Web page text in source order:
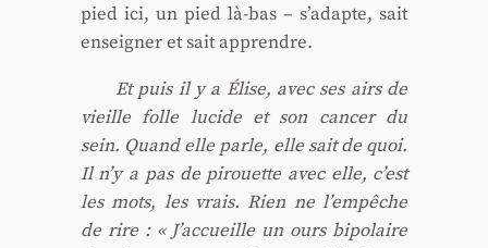
pied ici, un pied là-bas – s’adapte, sait
ensei­gner et sait apprendre.
Et puis il y a Élise, avec ses airs de
vieille folle lucide et son can­cer du
sein. Quand elle parle, elle sait de quoi.
Il n’y a pas de pirouette avec elle, c’est
les mots, les vrais. Rien ne l’empêche
de rire : « J’accueille un ours bipo­laire